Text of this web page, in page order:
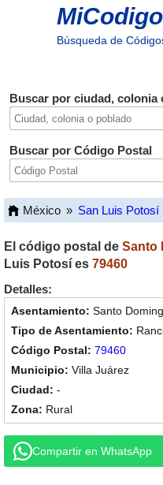
Búsqueda de
Buscar por ciudad, colonia
Buscar por Código Postal
México » San Luis Potosí
El código postal de Santo
Luis Potosí es 79460
Detalles:
Santo
79460
Villa Juárez
-
Rural
Compartir en WhatsApp